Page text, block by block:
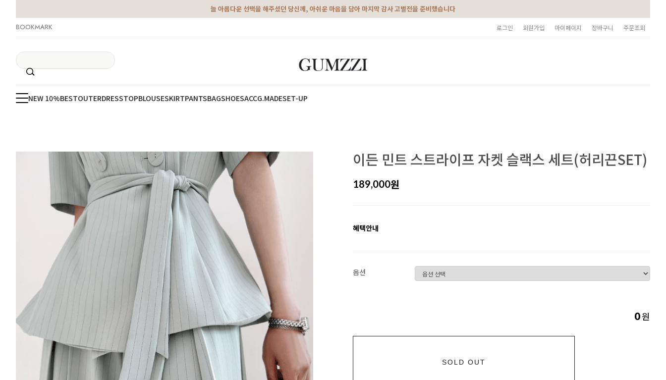
늘 아름다운 선택을 해주셨던 당신께, 아쉬운 마음을 담아 마지막 감사 고별전을 준비했습니다
BOOKMARK
로그인 회원가입 마이페이지 장바구니 주문조회
NEW 10%BESTOUTERDRESSTOPBLOUSESKIRTPANTSBAGSHOESACCG.MADESET-UP
이든 민트 스트라이프 자켓 슬랙스 세트(허리끈SET)
189,000원
혜택안내
옵션
0원
SOLD OUT